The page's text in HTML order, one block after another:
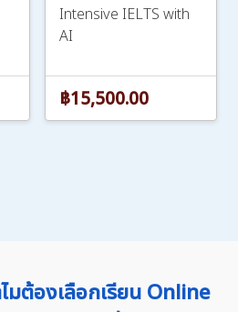
Intensive IELTS with
AI
฿15,500.00
มต้องเลือกเรียน Online